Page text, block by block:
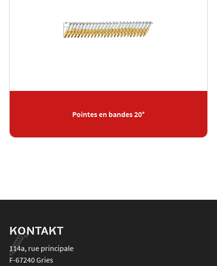
Pointes en bandes 20°
KONTAKT
114a, rue principale
F-67240Gries